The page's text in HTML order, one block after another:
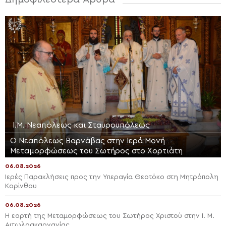
Ι.Μ. Νεαπόλεως και Σταυρουπόλεως
Ο Νεαπόλεως Βαρνάβας στην Ιερά Μονή
Μεταμορφώσεως του Σωτήρος στο Χορτιάτη
06.08.2026
Ιερές Παρακλήσεις προς την Υπεραγία Θεοτόκο στη Μητρόπολη
Κορίνθου
06.08.2026
Η εορτή της Μεταμορφώσεως του Σωτήρος Χριστού στην Ι. Μ.